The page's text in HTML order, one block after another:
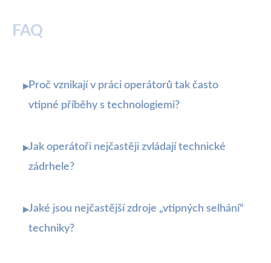
FAQ
▸Proč vznikají v práci operátorů tak často
vtipné příběhy s technologiemi?
▸Jak operátoři nejčastěji zvládají technické
zádrhele?
▸Jaké jsou nejčastější zdroje „vtipných selhání“
techniky?